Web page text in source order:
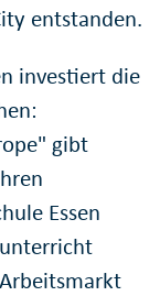
entstanden.
investiert die
gibt
Essen